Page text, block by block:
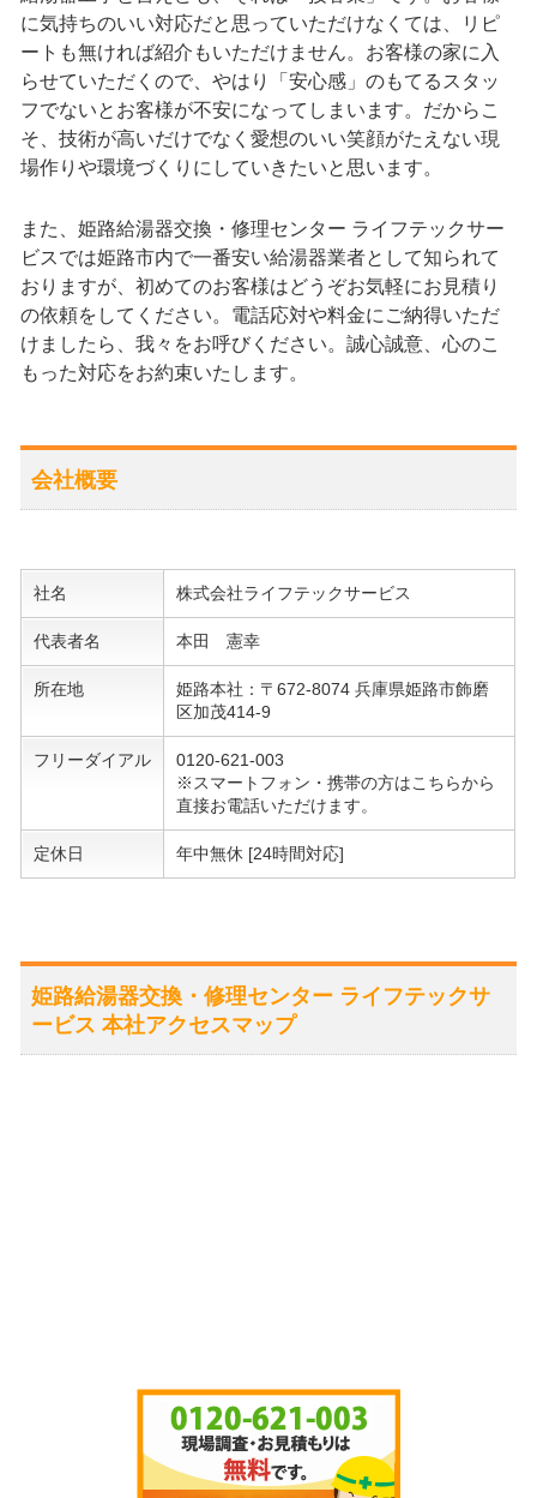
に気持ちのいい対応だと思っていただけなくては、リピ
ートも無ければ紹介もいただけません。お客様の家に入
らせていただくので、やはり「安心感」のもてるスタッ
フでないとお客様が不安になってしまいます。だからこ
そ、技術が高いだけでなく愛想のいい笑顔がたえない現
場作りや環境づくりにしていきたいと思います。
また、姫路給湯器交換・修理センター ライフテックサー
ビスでは姫路市内で一番安い給湯器業者として知られて
おりますが、初めてのお客様はどうぞお気軽にお見積り
の依頼をしてください。電話応対や料金にご納得いただ
けましたら、我々をお呼びください。誠心誠意、心のこ
もった対応をお約束いたします。
会社概要
社名 株式会社ライフテックサービス
代表者名 本田 憲幸
所在地
姫路本社：〒672-8074 兵庫県姫路市飾磨
区加茂414-9
フリーダイアル
0120-621-003
※スマートフォン・携帯の方はこちらから
直接お電話いただけます。
定休日 年中無休 [24時間対応]
姫路給湯器交換・修理センター ライフテックサ
ービス 本社アクセスマップ